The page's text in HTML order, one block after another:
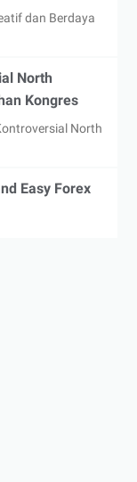
dan Berdaya
North
Kongres
North
Easy Forex